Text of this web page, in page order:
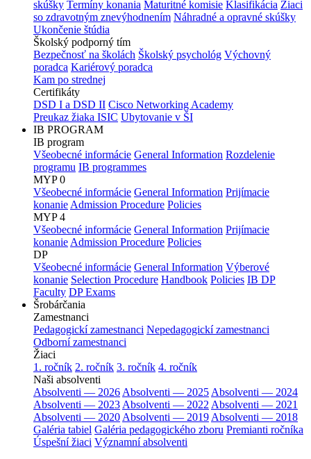
skúšky Termíny konania Maturitné komisie Klasifikácia Žiaci
so zdravotným znevýhodnením Náhradné a opravné skúšky
Ukončenie štúdia
Školský podporný tím
Bezpečnosť na školách Školský psychológ Výchovný
poradca Kariérový poradca
Kam po strednej
Certifikáty
DSD I a DSD II Cisco Networking Academy
Preukaz žiaka ISIC Ubytovanie v ŠI
IB PROGRAM
IB program
Všeobecné informácie General Information Rozdelenie
programu IB programmes
MYP 0
Všeobecné informácie General Information Prijímacie
konanie Admission Procedure Policies
MYP 4
Všeobecné informácie General Information Prijímacie
konanie Admission Procedure Policies
DP
Všeobecné informácie General Information Výberové
konanie Selection Procedure Handbook Policies IB DP
Faculty DP Exams
Šrobárčania
Zamestnanci
Pedagogickí zamestnanci Nepedagogickí zamestnanci
Odborní zamestnanci
Žiaci
1. ročník 2. ročník 3. ročník 4. ročník
Naši absolventi
Absolventi — 2026 Absolventi — 2025 Absolventi — 2024
Absolventi — 2023 Absolventi — 2022 Absolventi — 2021
Absolventi — 2020 Absolventi — 2019 Absolventi — 2018
Galéria tabiel Galéria pedagogického zboru Premianti ročníka
Úspešní žiaci Významní absolventi